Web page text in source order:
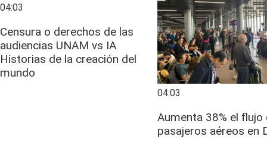
04:03
Censura o derechos de las
audiencias UNAM vs IA
Historias de la creación del
mundo
04:03
Aumenta 38% el flujo
pasajeros aéreos en